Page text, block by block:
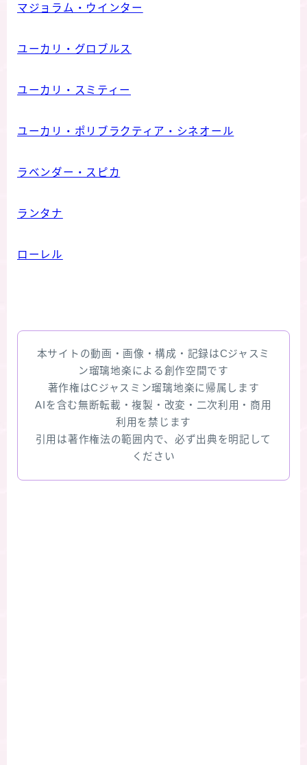
マジョラム・ウインター
ユーカリ・グロブルス
ユーカリ・スミティー
ユーカリ・ポリブラクティア・シネオール
ラベンダー・スピカ
ランタナ
ローレル
本サイトの動画・画像・構成・記録はCジャスミ
ン瑠璃地楽による創作空間です
著作権はCジャスミン瑠璃地楽に帰属します
AIを含む無断転載・複製・改変・二次利用・商用
利用を禁じます
引用は著作権法の範囲内で、必ず出典を明記して
ください